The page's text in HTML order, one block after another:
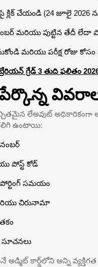
చేయండి (24 జూలై 2026
మరియు పుట్టిన తేదీ
మరియు పరీక్ష రోజు కోసం
గ్రేడ్ 3 తుది ఫలితం
లేఅవుట్ అధికారికంగా
ఉంటాయి:
పోస్ట్ కోడ్
సమయం
మరియు చిరునామా
సూచనలు
అడ్మిట్ కార్డ్‌లోని అన్ని